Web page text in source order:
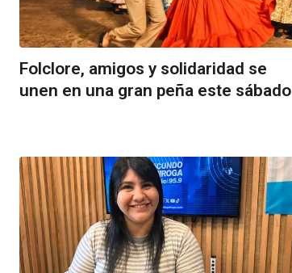
Folclore, amigos y solidaridad se
unen en una gran peña este sábado